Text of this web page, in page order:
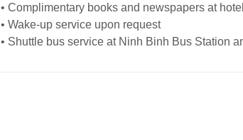
• Complimentary books and newspapers at
• Wake-up service upon request
• Shuttle bus service at Ninh Binh Bus Station